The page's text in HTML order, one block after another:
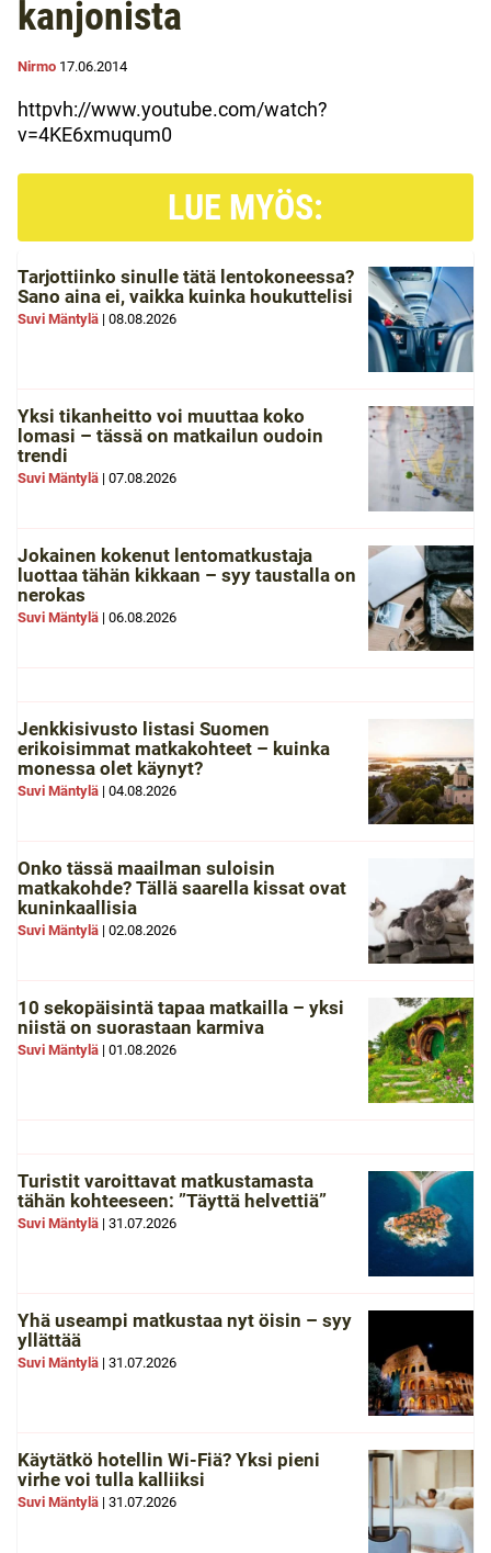
kanjonista
Nirmo 17.06.2014
httpvh://www.youtube.com/watch?
v=4KE6xmuqum0
LUE MYÖS:
Tarjottiinko sinulle tätä lentokoneessa?
Sano aina ei, vaikka kuinka houkuttelisi
Suvi Mäntylä | 08.08.2026
Yksi tikanheitto voi muuttaa koko
lomasi – tässä on matkailun oudoin
trendi
Suvi Mäntylä | 07.08.2026
Jokainen kokenut lentomatkustaja
luottaa tähän kikkaan – syy taustalla on
nerokas
Suvi Mäntylä | 06.08.2026
Jenkkisivusto listasi Suomen
erikoisimmat matkakohteet – kuinka
monessa olet käynyt?
Suvi Mäntylä | 04.08.2026
Onko tässä maailman suloisin
matkakohde? Tällä saarella kissat ovat
kuninkaallisia
Suvi Mäntylä | 02.08.2026
10 sekopäisintä tapaa matkailla – yksi
niistä on suorastaan karmiva
Suvi Mäntylä | 01.08.2026
Turistit varoittavat matkustamasta
tähän kohteeseen: ”Täyttä helvettiä”
Suvi Mäntylä | 31.07.2026
Yhä useampi matkustaa nyt öisin – syy
yllättää
Suvi Mäntylä | 31.07.2026
Käytätkö hotellin Wi-Fiä? Yksi pieni
virhe voi tulla kalliiksi
Suvi Mäntylä | 31.07.2026